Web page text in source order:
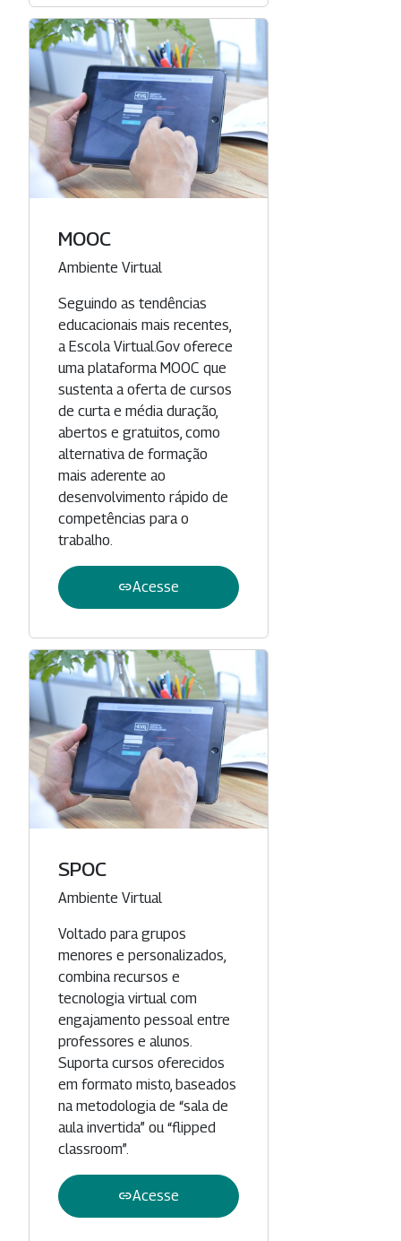
MOOC
Categoria
Ambiente Virtual
Seguindo as tendências
educacionais mais recentes,
a Escola Virtual.Gov oferece
uma plataforma MOOC que
sustenta a oferta de cursos
de curta e média duração,
abertos e gratuitos, como
alternativa de formação
mais aderente ao
desenvolvimento rápido de
competências para o
trabalho.
linkAcesse
SPOC
Categoria
Ambiente Virtual
Voltado para grupos
menores e personalizados,
combina recursos e
tecnologia virtual com
engajamento pessoal entre
professores e alunos.
Suporta cursos oferecidos
em formato misto, baseados
na metodologia de “sala de
aula invertida” ou “flipped
classroom”.
linkAcesse